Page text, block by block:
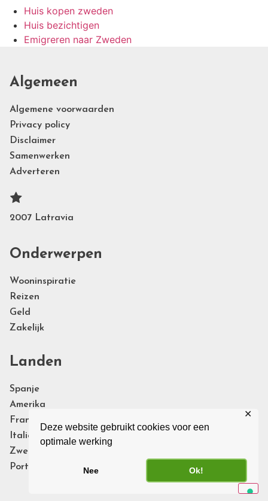
Deze website gebruikt cookies voor een
optimale werking
Nee Ok!
✕
Huis kopen zweden
Huis bezichtigen
Emigreren naar Zweden
Algemeen
Algemene voorwaarden
Privacy policy
Disclaimer
Samenwerken
Adverteren
2007 Latravia
Onderwerpen
Wooninspiratie
Reizen
Geld
Zakelijk
Landen
Spanje
Amerika
Frankrijk
Italie
Zweden
Portugal